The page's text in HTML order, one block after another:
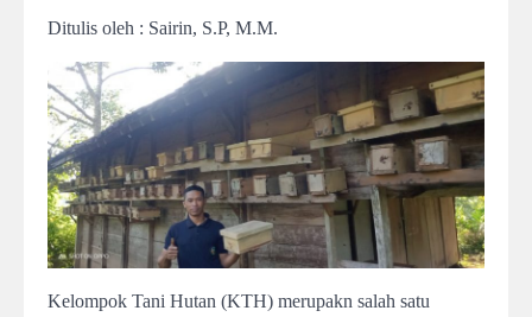
Ditulis oleh : Sairin, S.P, M.M.
Kelompok Tani Hutan (KTH) merupakn salah satu